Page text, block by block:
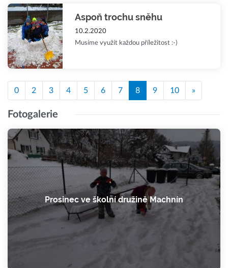
Aspoň trochu sněhu
10.2.2020
Musíme využít každou příležitost :-)
0 2 3 4 5 6 7 8 9 10 »
Fotogalerie
Prosinec ve školní družině Machnín